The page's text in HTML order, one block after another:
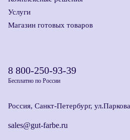
Услуги
Магазин готовых товаров
8 800-250-93-39
Бесплатно по России
Россия, Санкт-Петербург,
sales@gut-farbe.ru